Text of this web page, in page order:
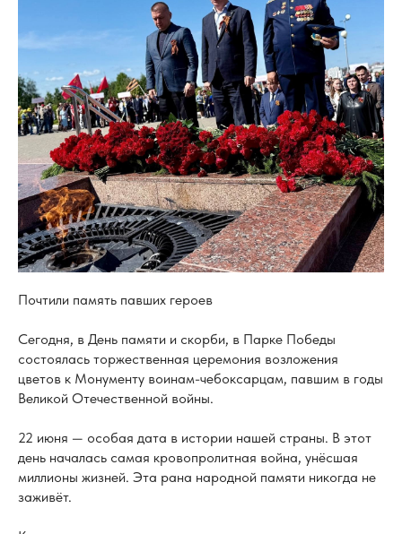
Почтили память павших героев
Сегодня, в День памяти и скорби, в Парке Победы
состоялась торжественная церемония возложения
цветов к Монументу воинам-чебоксарцам, павшим в годы
Великой Отечественной войны.
22 июня — особая дата в истории нашей страны. В этот
день началась самая кровопролитная война, унёсшая
миллионы жизней. Эта рана народной памяти никогда не
заживёт.